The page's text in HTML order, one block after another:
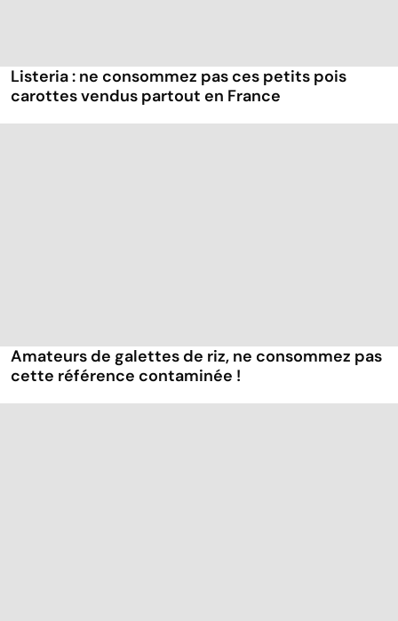
Listeria : ne consommez pas ces petits pois
carottes vendus partout en France
Amateurs de galettes de riz, ne consommez pas
cette référence contaminée !